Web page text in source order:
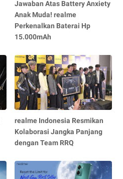
Jawaban Atas Battery Anxiety
Anak Muda! realme
Perkenalkan Baterai Hp
15.000mAh
realme Indonesia Resmikan
Kolaborasi Jangka Panjang
dengan Team RRQ